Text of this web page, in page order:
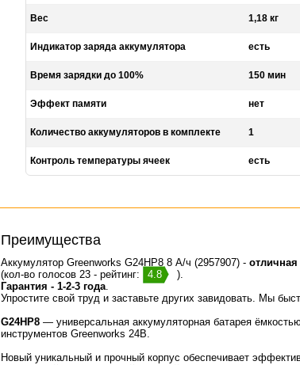
Вес 1,18 кг
Индикатор заряда аккумулятора есть
Время зарядки до 100% 150 мин
Эффект памяти нет
Количество аккумуляторов в комплекте 1
Контроль температуры ячеек есть
Преимущества
Аккумулятор Greenworks G24HP8 8 А/ч (2957907) - отличная
(кол-во голосов 23 - рейтинг:
4.8
).
Гарантия - 1-2-3 года.
Упростите свой труд и заставьте других завидовать. Мы
G24HP8 — универсальная аккумуляторная батарея
инструментов Greenworks 24В.
Новый уникальный и прочный корпус обеспечивает